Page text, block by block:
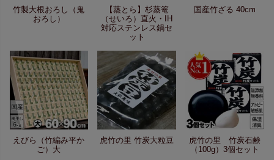
竹製大根おろし（鬼
おろし）
【蒸とら】杉蒸篭
（せいろ）直火・IH
対応ステンレス鍋セ
ット
国産竹ざる 40cm
えびら（竹編み平か
ご）大
虎竹の里 竹炭大粒豆
虎竹の里 竹炭石鹸
（100g）3個セット